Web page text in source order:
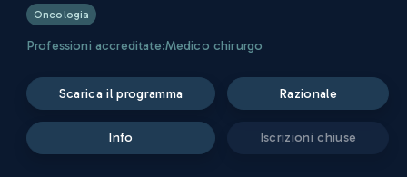
Oncologia
Professioni accreditate:Medico chirurgo
scarica il programma razionale
info iscrizioni chiuse